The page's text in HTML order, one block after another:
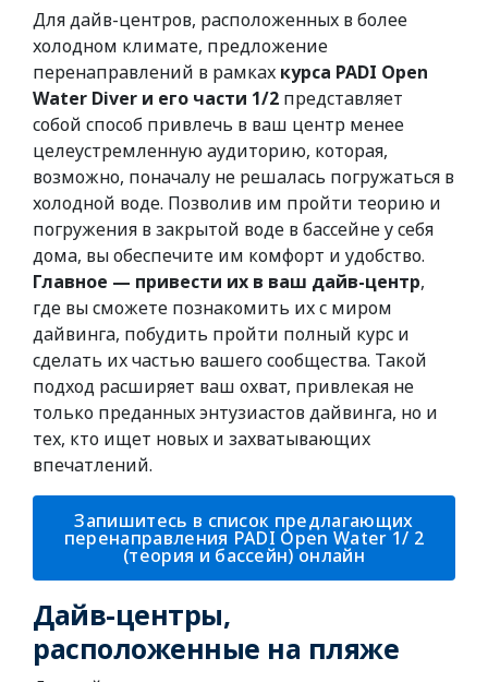
Для дайв-центров, расположенных в более
холодном климате, предложение
перенаправлений в рамках курса PADI Open
Water Diver и его части 1/2 представляет
собой способ привлечь в ваш центр менее
целеустремленную аудиторию, которая,
возможно, поначалу не решалась погружаться в
холодной воде. Позволив им пройти теорию и
погружения в закрытой воде в бассейне у себя
дома, вы обеспечите им комфорт и удобство.
Главное — привести их в ваш дайв-центр,
где вы сможете познакомить их с миром
дайвинга, побудить пройти полный курс и
сделать их частью вашего сообщества. Такой
подход расширяет ваш охват, привлекая не
только преданных энтузиастов дайвинга, но и
тех, кто ищет новых и захватывающих
впечатлений.
Запишитесь в список предлагающих
перенаправления PADI Open Water 1/ 2
(теория и бассейн) онлайн
Дайв-центры,
расположенные на пляже